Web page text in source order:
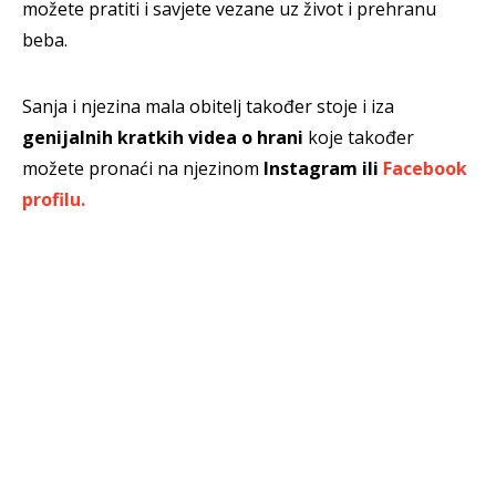
možete pratiti i savjete vezane uz život i prehranu
beba.
Sanja i njezina mala obitelj također stoje i iza
genijalnih kratkih videa o hrani koje također
možete pronaći na njezinom Instagram ili Facebook
profilu.